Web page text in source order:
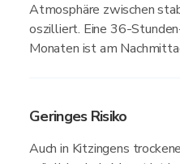
Atmosphäre zwischen
oszilliert. Eine 36-
Monaten ist am
Geringes Risiko
Auch in Kitzingens